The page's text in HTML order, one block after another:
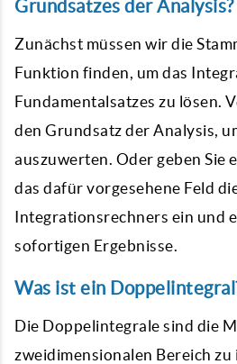
Grundsatzes der Analysis?
Zunächst müssen wir die
Funktion finden, um das
Fundamentalsatzes zu lösen.
den Grundsatz der Analysis,
auszuwerten. Oder geben Sie
das dafür vorgesehene Feld
Integrationsrechners ein und
sofortigen Ergebnisse.
Was ist ein
Die Doppelintegrale sind die
zweidimensionalen Bereich